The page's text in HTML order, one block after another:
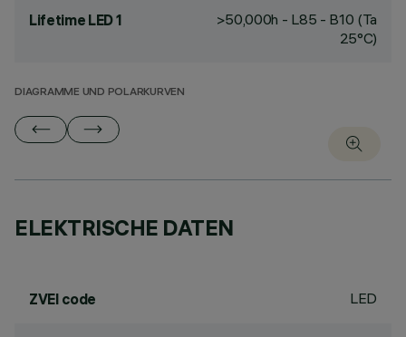
Lifetime LED 1
>50,000h - L85 - B10 (Ta
25°C)
DIAGRAMME UND POLARKURVEN
ELEKTRISCHE DATEN
ZVEI code LED